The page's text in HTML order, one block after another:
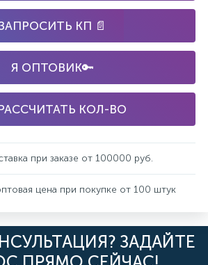
КП 📄
Я ОПТОВИК🔑
КОЛ-ВО
при заказе от 100000 руб.
цена при покупке от 100 штук
ЗАДАЙТЕ